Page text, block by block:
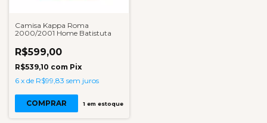
Camisa Kappa Roma
2000/2001 Home Batistuta
R$599,00
R$539,10 com Pix
6 x de R$99,83 sem juros
COMPRAR 1em estoque